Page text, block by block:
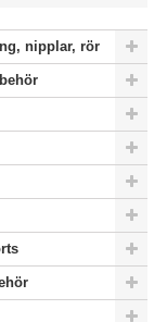
nipplar, rör